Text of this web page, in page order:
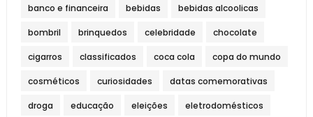
banco e financeira bebidas bebidas alcoolicas
bombril brinquedos celebridade chocolate
cigarros classificados coca cola copa do mundo
cosméticos curiosidades datas comemorativas
droga educação eleições eletrodomésticos